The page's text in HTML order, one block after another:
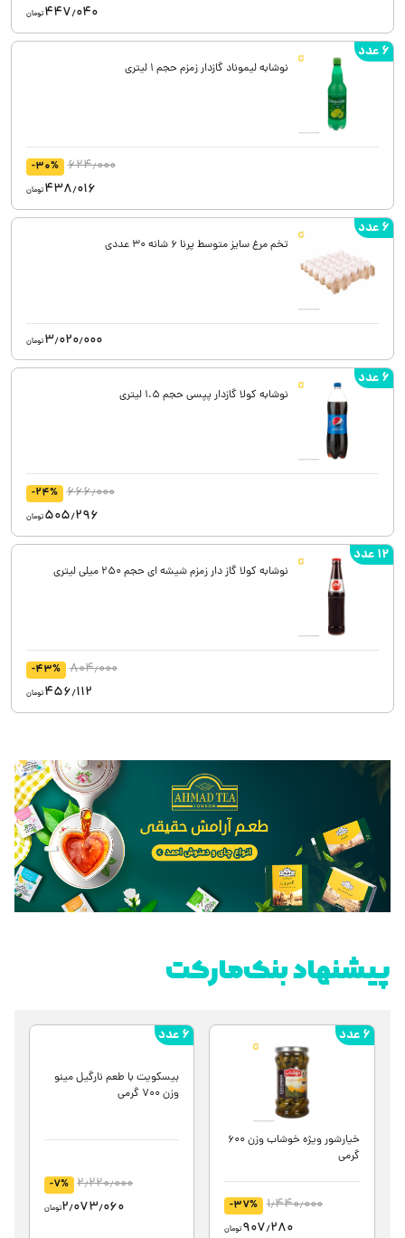
447٫040تومان
نوشابه لیموناد گازدار زمزم حجم 1 لیتری
624٫000 -30%
438٫016تومان
6 عدد
تخم مرغ سایز متوسط پرنا 6 شانه 30 عددی
3٫020٫000تومان
6 عدد
نوشابه کولا گازدار پپسی حجم 1.5 لیتری
666٫000 -24%
505٫296تومان
6 عدد
نوشابه کولا گاز دار زمزم شیشه ای حجم 250 میلی لیتری
804٫000 -43%
456٫112تومان
12 عدد
پیشنهاد بنک‌مارکت
خیارشور ویژه خوشاب وزن 600
گرمی
1٫440٫000 -37%
907٫280تومان
6 عدد
بیسکویت با طعم نارگیل مینو
2٫220٫000 -7%
6 عدد